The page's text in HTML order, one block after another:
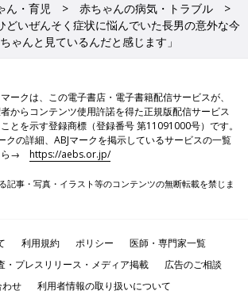
ん・育児
赤ちゃんの病気・トラブル
どいぜんそく症状に悩んでいた長男の意外な今
ゃんと見ているんだと感じます」
ークは、この電子書店・電子書籍配信サービスが、
からコンテンツ使用許諾を得た正規版配信サービス
とを示す登録商標（登録番号 第11091000号）です。
クの詳細、ABJマークを掲示しているサービスの一覧
ら→https://aebs.or.jp/
記事・写真・イラスト等のコンテンツの無断転載を禁じま
利用規約 ポリシー
医師・専門家一覧
・プレスリリース・メディア掲載
広告のご相談
わせ
利用者情報の取り扱いについて